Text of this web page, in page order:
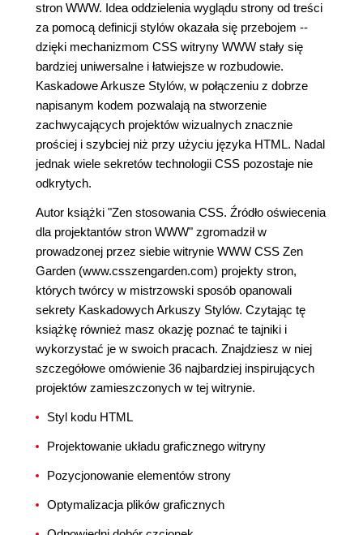
stron WWW. Idea oddzielenia wyglądu strony od treści
za pomocą definicji stylów okazała się przebojem --
dzięki mechanizmom CSS witryny WWW stały się
bardziej uniwersalne i łatwiejsze w rozbudowie.
Kaskadowe Arkusze Stylów, w połączeniu z dobrze
napisanym kodem pozwalają na stworzenie
zachwycających projektów wizualnych znacznie
prościej i szybciej niż przy użyciu języka HTML. Nadal
jednak wiele sekretów technologii CSS pozostaje nie
odkrytych.
Autor książki "Zen stosowania CSS. Źródło oświecenia
dla projektantów stron WWW" zgromadził w
prowadzonej przez siebie witrynie WWW CSS Zen
Garden (www.csszengarden.com) projekty stron,
których twórcy w mistrzowski sposób opanowali
sekrety Kaskadowych Arkuszy Stylów. Czytając tę
książkę również masz okazję poznać te tajniki i
wykorzystać je w swoich pracach. Znajdziesz w niej
szczegółowe omówienie 36 najbardziej inspirujących
projektów zamieszczonych w tej witrynie.
Styl kodu HTML
Projektowanie układu graficznego witryny
Pozycjonowanie elementów strony
Optymalizacja plików graficznych